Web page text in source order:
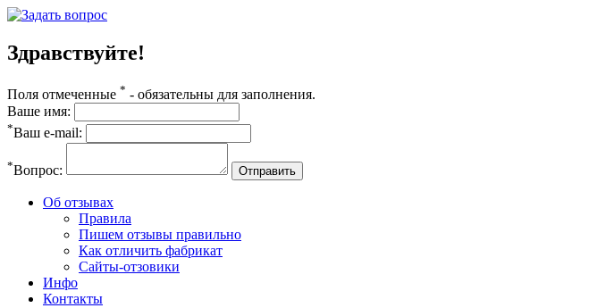
Здравствуйте!
Поля отмеченные * - обязательны для заполнения.
Ваше имя:
*Ваш e-mail:
*Вопрос: Отправить
Об отзывах
Правила
Пишем отзывы правильно
Как отличить фабрикат
Сайты-отзовики
Инфо
Контакты